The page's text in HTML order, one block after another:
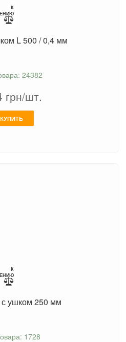
К
L 500 / 0,4 мм
24382
грн/шт.
КУПИТЬ
К
ушком 250 мм
1728